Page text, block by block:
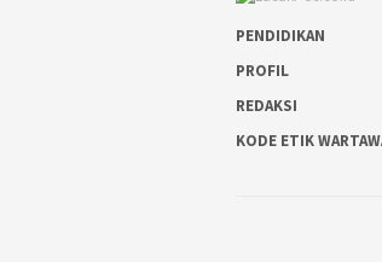
PENDIDIKAN
PROFIL
REDAKSI
KODE ETIK